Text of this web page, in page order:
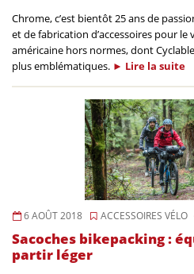
Chrome, c’est bientôt 25 ans de
et de fabrication d’accessoires pour le
américaine hors normes, dont
plus emblématiques. ► Lire la suite
6 AOÛT 2018 ACCESSOIRES VÉLO
Sacoches bikepacking :
partir léger